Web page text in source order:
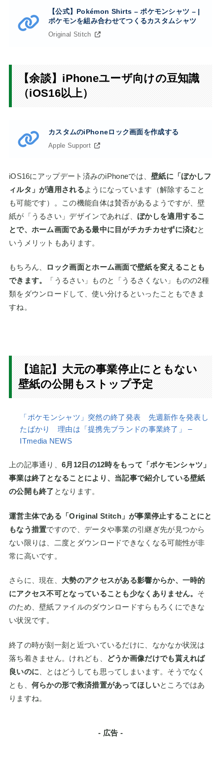
【公式】Pokémon Shirts – ポケモンシャツ – |
ポケモンを組み合わせてつくるカスタムシャツ
Original Stitch
【余談】iPhoneユーザ向けの豆知識
（iOS16以上）
カスタムのiPhoneロック画面を作成する
Apple Support
iOS16にアップデート済みのiPhoneでは、壁紙に「ぼかしフ
ィルタ」が適用されるようになっています（解除すること
も可能です）。この機能自体は賛否があるようですが、壁
紙が「うるさい」デザインであれば、ぼかしを適用するこ
とで、ホーム画面である最中に目がチカチカせずに済むと
いうメリットもあります。
もちろん、 ロック画面とホーム画面で壁紙を変えることも
できます。
「うるさい」ものと「うるさくない」ものの2種
類をダウンロードして、使い分けるといったこともできま
すね。
【追記】大元の事業停止にともない
壁紙の公開もストップ予定
「ポケモンシャツ」突然の終了発表 先週新作を発表し
たばかり 理由は「提携先ブランドの事業終了」 –
ITmedia NEWS
上の記事通り、6月12日の12時をもって「ポケモンシャツ」
事業は終了となることにより、当記事で紹介している壁紙
の公開も終了 となります。
運営主体である「Original Stitch」が事業停止することにと
もなう措置ですので、データや事業の引継ぎ先が見つから
ない限りは、二度とダウンロードできなくなる可能性が非
常に高いです。
さらに、現在、 大勢のアクセスがある影響からか、一時的
にアクセス不可となっていることも少なくありません。 そ
のため、壁紙ファイルのダウンロードすらもろくにできな
い状況です。
終了の時が刻一刻と近づいているだけに、なかなか状況は
落ち着きません。けれども、
どうか画像だけでも貰えれば
良いのに 、とはどうしても思ってしまいます。そうでなく
とも、 何らかの形で救済措置があってほしいところではあ
りますね。
- 広告 -